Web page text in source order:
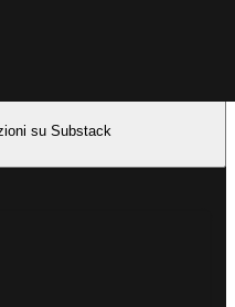
su Substack